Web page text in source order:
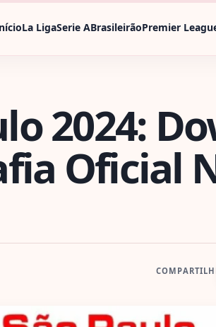
La LigaSerie ABrasileirãoPremier
2024:
Oficial